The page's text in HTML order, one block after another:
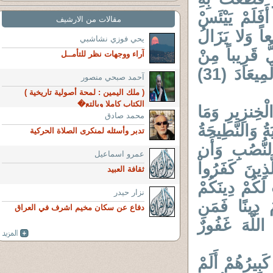
أَفَلَمْ يَيْئَسْ
وَلا يَزَالُ
قَرِيباً مِنْ
دَارِهِمْ حَتَّى يَأْتِيَ وَعْدُ اللَّهِ إِنَّ اللَّهَ لا يُخْلِفُ الْمِيعَادَ (31)
وَمَا
وَالنَّطِيحَةُ
وَأَن
كَفَرُواْ
دِينَكُمْ
دِينًا فَمَنِ
غَفُورٌ
أَلَمْ
مقالات من الارشيف
يحي فوزي نشاشبي
آراء ووجهات نظر للتأمــل
آحمد صبحي منصور
( ملك اليمين : لمحة أصولية تاريخية )
الكتاب كاملا وبالتع�
محمد صادق
تدبر وأسئله لمنكرى الصلاة الحركية
عمرو اسماعيل
ثقافة العبيد
نزار حيدر
دفاع عن سكان مخيم اشرف في العراق